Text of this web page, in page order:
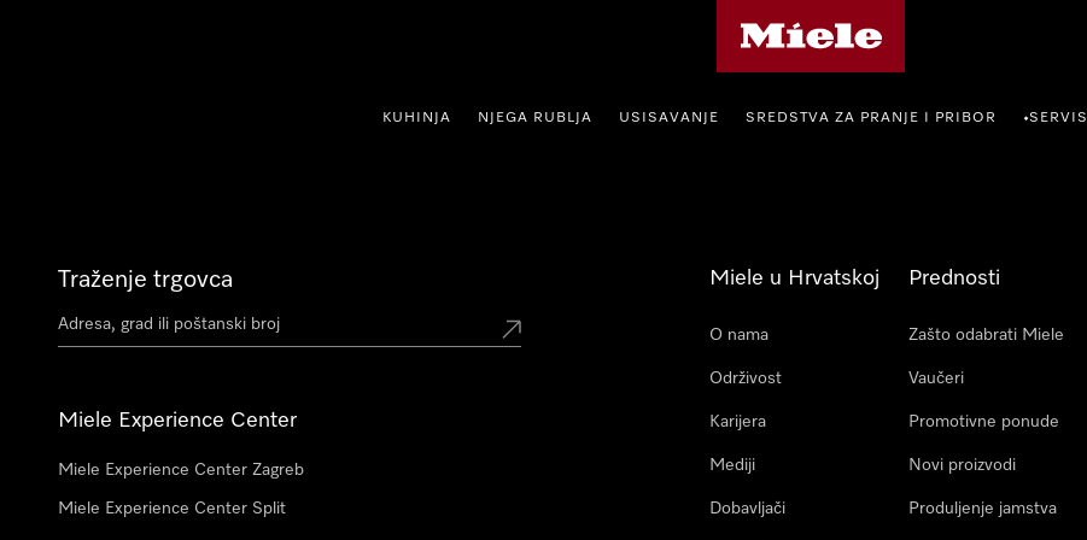
KUHINJA NJEGA RUBLJA USISAVANJE SREDSTVA ZA PRANJE I PRIBOR •SERVIS
Traženje trgovca
Miele Experience Center
Miele Experience Center Zagreb
Miele Experience Center Split
Miele u Hrvatskoj
O nama
Održivost
Karijera
Mediji
Dobavljači
Prednosti
Zašto odabrati Miele
Vaučeri
Promotivne ponude
Novi proizvodi
Produljenje jamstva